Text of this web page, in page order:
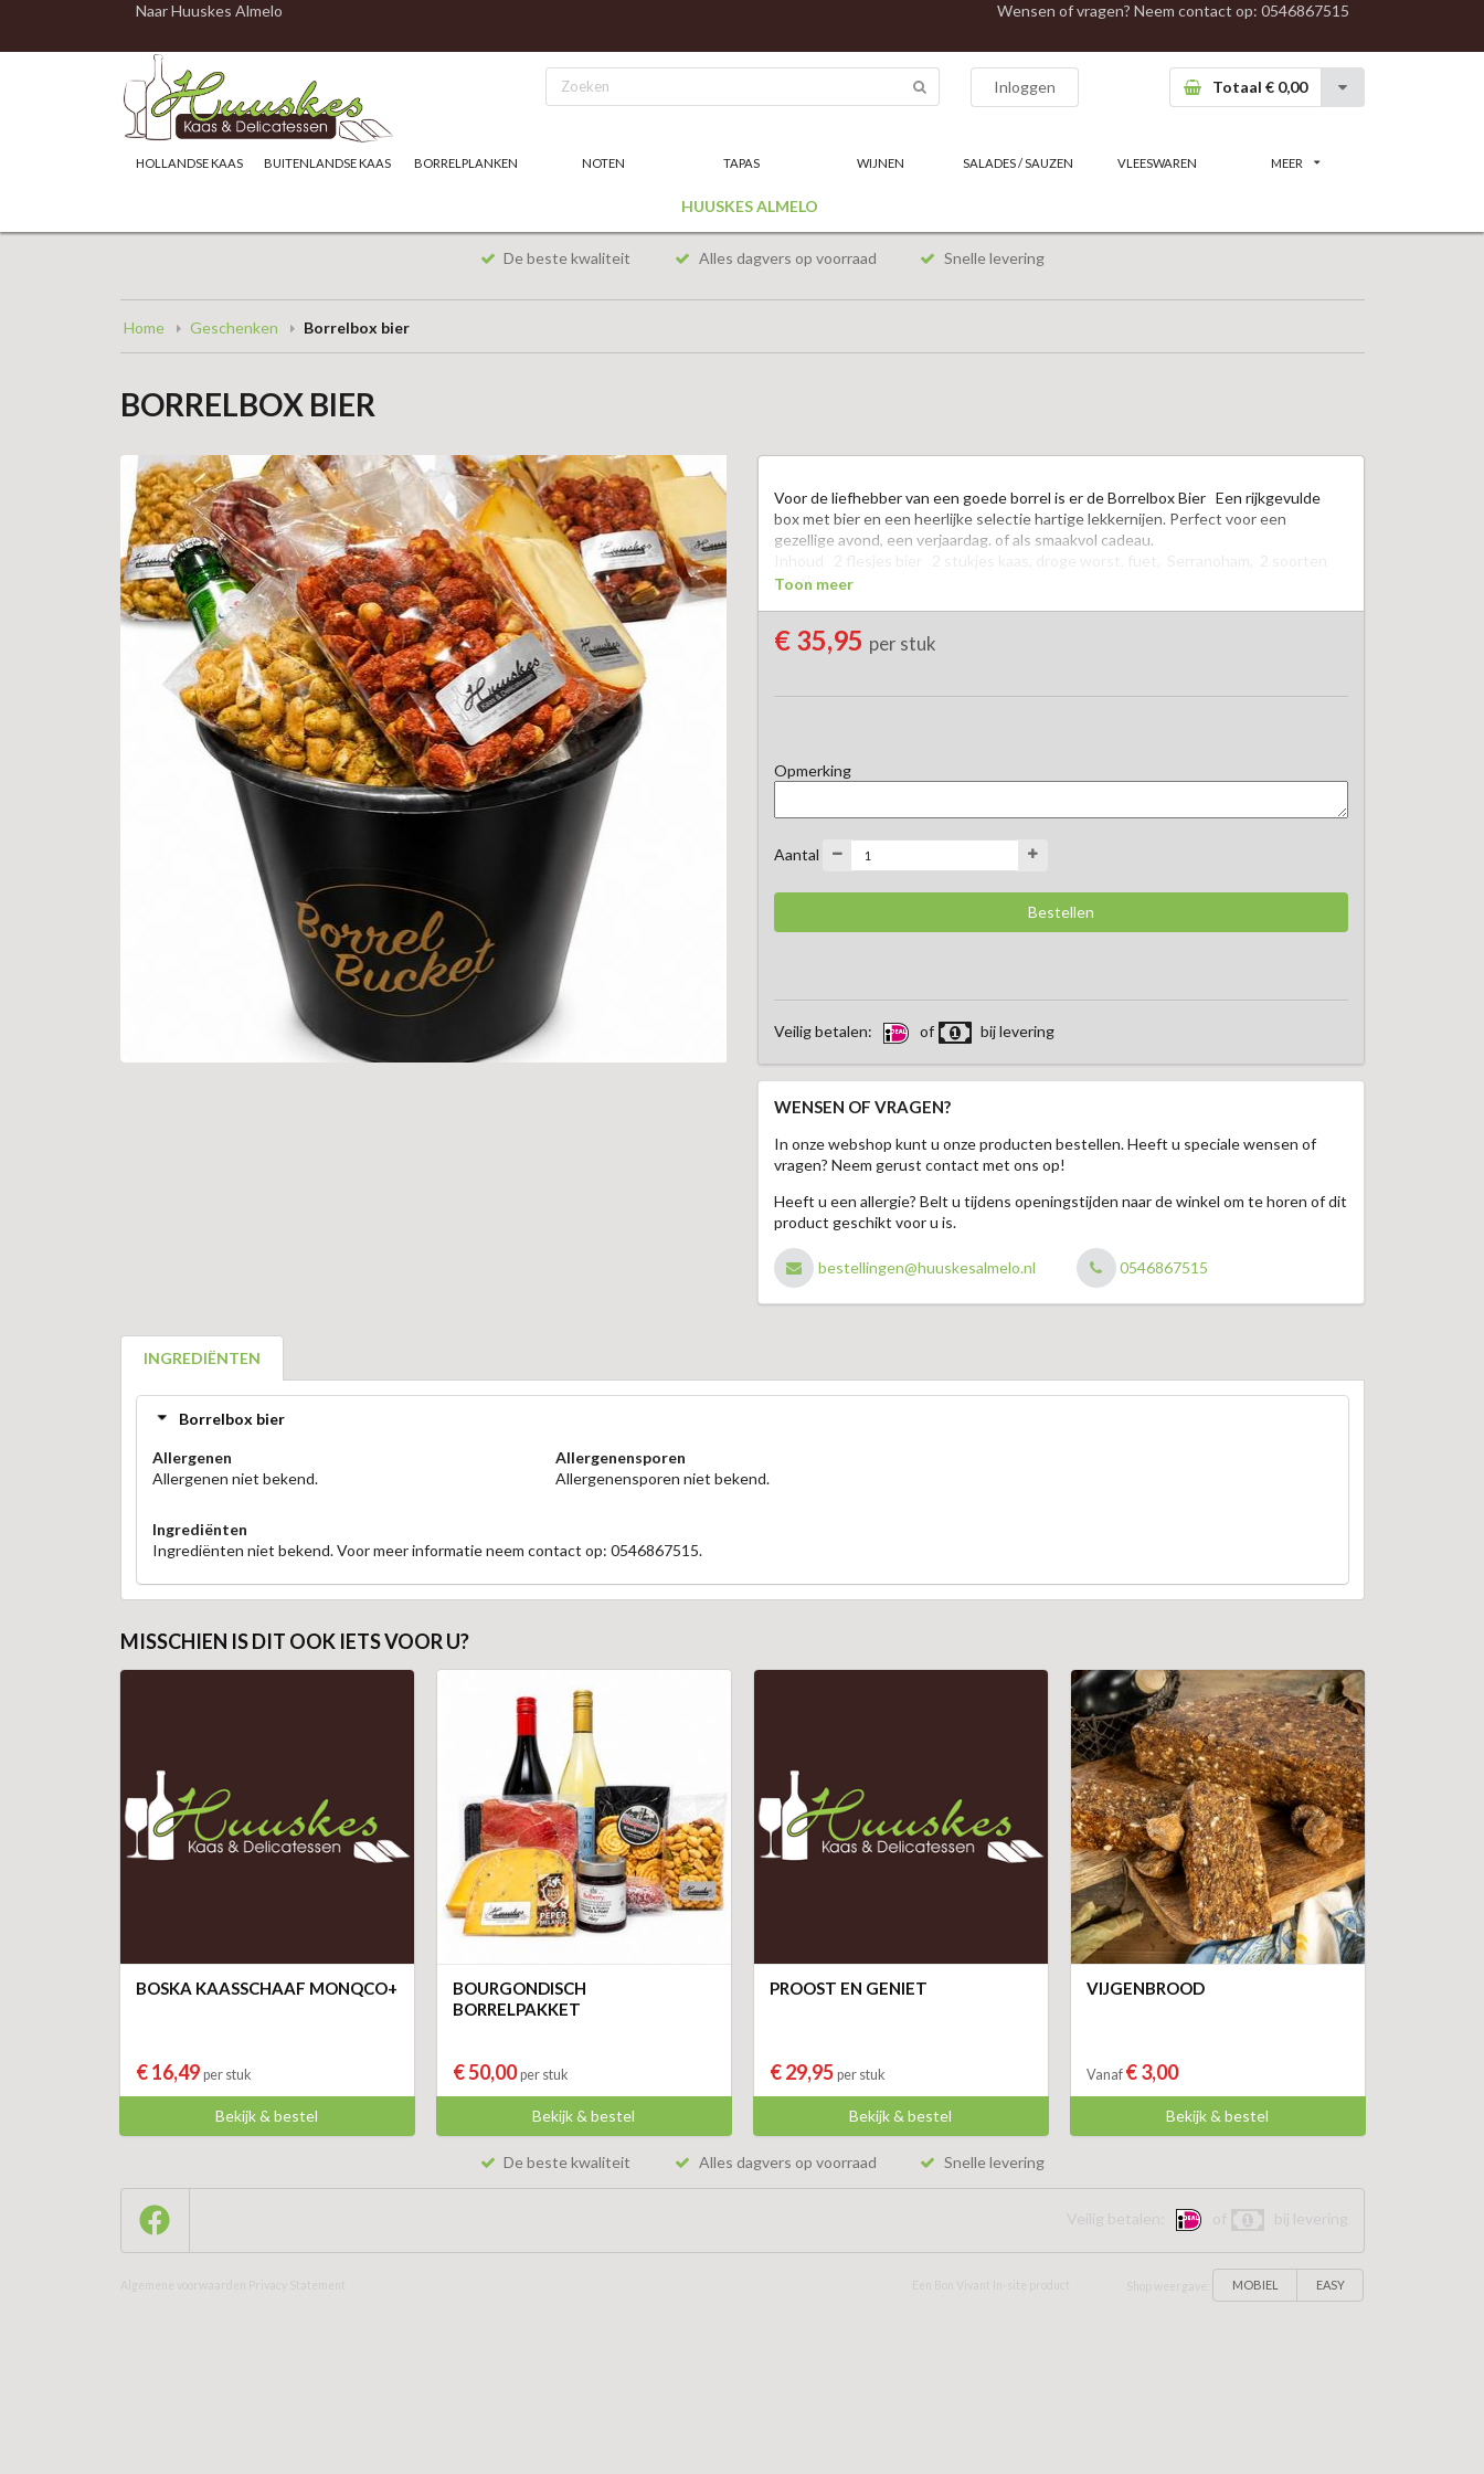
Naar Huuskes Almelo Wensen of vragen? Neem contact op: 0546867515
Inloggen Totaal € 0,00
HOLLANDSE KAAS BUITENLANDSE KAAS BORRELPLANKEN NOTEN TAPAS WIJNEN SALADES / SAUZEN VLEESWAREN MEER
HUUSKES ALMELO
De beste kwaliteit Alles dagvers op voorraad Snelle levering
Home Geschenken Borrelbox bier
BORRELBOX BIER
Voor de liefhebber van een goede borrel is er de Borrelbox Bier   Een rijkgevulde
box met bier en een heerlijke selectie hartige lekkernijen. Perfect voor een
gezellige avond, een verjaardag. of als smaakvol cadeau.
Inhoud   2 flesjes bier   2 stukjes kaas, droge worst, fuet,  Serranoham,  2 soorten
nootjes.
samengaan met een koud biertje.
Toon meer
€ 35,95 per stuk
Opmerking
Aantal
Veilig betalen: of bij levering
WENSEN OF VRAGEN?
In onze webshop kunt u onze producten bestellen. Heeft u speciale wensen of
vragen? Neem gerust contact met ons op!
Heeft u een allergie? Belt u tijdens openingstijden naar de winkel om te horen of dit
product geschikt voor u is.
bestellingen@huuskesalmelo.nl 0546867515
INGREDIËNTEN
Borrelbox bier
Allergenen
Allergenen niet bekend.
Allergenensporen
Allergenensporen niet bekend.
Ingrediënten
Ingrediënten niet bekend. Voor meer informatie neem contact op: 0546867515.
MISSCHIEN IS DIT OOK IETS VOOR U?
BOSKA KAASSCHAAF MONQCO+
€ 16,49 per stuk
Bekijk & bestel
BOURGONDISCH
BORRELPAKKET
€ 50,00per stuk
Bekijk & bestel
PROOST EN GENIET
€ 29,95 per stuk
Bekijk & bestel
VIJGENBROOD
Vanaf € 3,00
Bekijk & bestel
De beste kwaliteit Alles dagvers op voorraad Snelle levering
Veilig betalen: of bij levering
Algemene voorwaarden Privacy Statement Een Bon Vivant In-site product Shop weergave: MOBIEL EASY